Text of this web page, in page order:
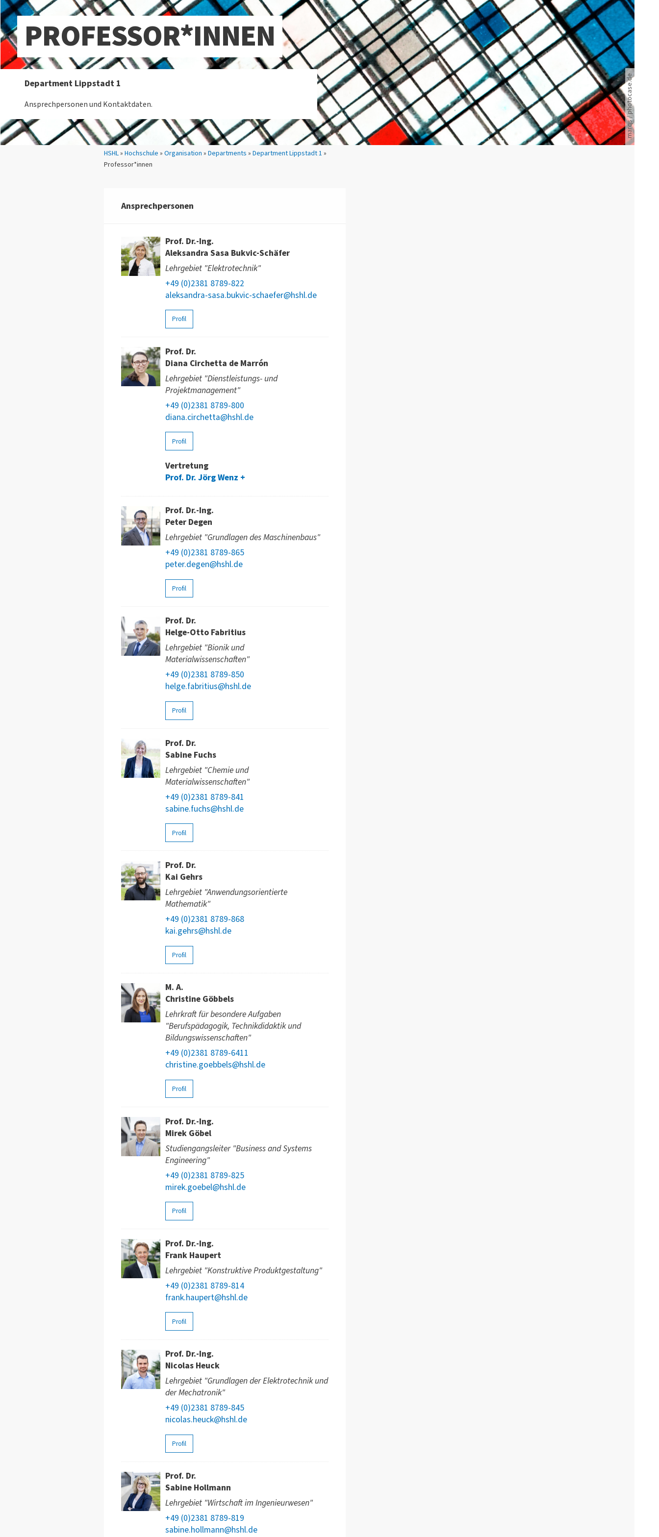
Sie sind hier:
HSHL» Hochschule » Organisation » Departments » Department Lippstadt 1 »
Professor*innen
.marqs / photocase.de
PROFESSOR*INNEN
Department Lippstadt 1
Ansprechpersonen und Kontaktdaten.
Ansprechpersonen
Prof. Dr.-Ing.
Aleksandra Sasa Bukvic-Schäfer
Lehrgebiet "Elektrotechnik"
+49 (0)2381 8789-822
aleksandra-sasa.bukvic-schaefer@hshl.de
Profil
Prof. Dr.
Diana Circhetta de Marrón
Lehrgebiet "Dienstleistungs- und
Projektmanagement"
+49 (0)2381 8789-800
diana.circhetta@hshl.de
Profil
Vertretung
Prof. Dr. Jörg Wenz
Prof. Dr.-Ing.
Peter Degen
Lehrgebiet "Grundlagen des Maschinenbaus"
+49 (0)2381 8789-865
peter.degen@hshl.de
Profil
Prof. Dr.
Helge-Otto Fabritius
Lehrgebiet "Bionik und
Materialwissenschaften"
+49 (0)2381 8789-850
helge.fabritius@hshl.de
Profil
Prof. Dr.
Sabine Fuchs
Lehrgebiet "Chemie und
Materialwissenschaften"
+49 (0)2381 8789-841
sabine.fuchs@hshl.de
Profil
Prof. Dr.
Kai Gehrs
Lehrgebiet "Anwendungsorientierte
Mathematik"
+49 (0)2381 8789-868
kai.gehrs@hshl.de
Profil
M. A.
Christine Göbbels
Lehrkraft für besondere Aufgaben
"Berufspädagogik, Technikdidaktik und
Bildungswissenschaften"
+49 (0)2381 8789-6411
christine.goebbels@hshl.de
Profil
Prof. Dr.-Ing.
Mirek Göbel
Studiengangsleiter "Business and Systems
Engineering"
+49 (0)2381 8789-825
mirek.goebel@hshl.de
Profil
Prof. Dr.-Ing.
Frank Haupert
Lehrgebiet "Konstruktive Produktgestaltung"
+49 (0)2381 8789-814
frank.haupert@hshl.de
Profil
Prof. Dr.-Ing.
Nicolas Heuck
Lehrgebiet "Grundlagen der Elektrotechnik und
der Mechatronik"
+49 (0)2381 8789-845
nicolas.heuck@hshl.de
Profil
Prof. Dr.
Sabine Hollmann
Lehrgebiet "Wirtschaft im Ingenieurwesen"
+49 (0)2381 8789-819
sabine.hollmann@hshl.de